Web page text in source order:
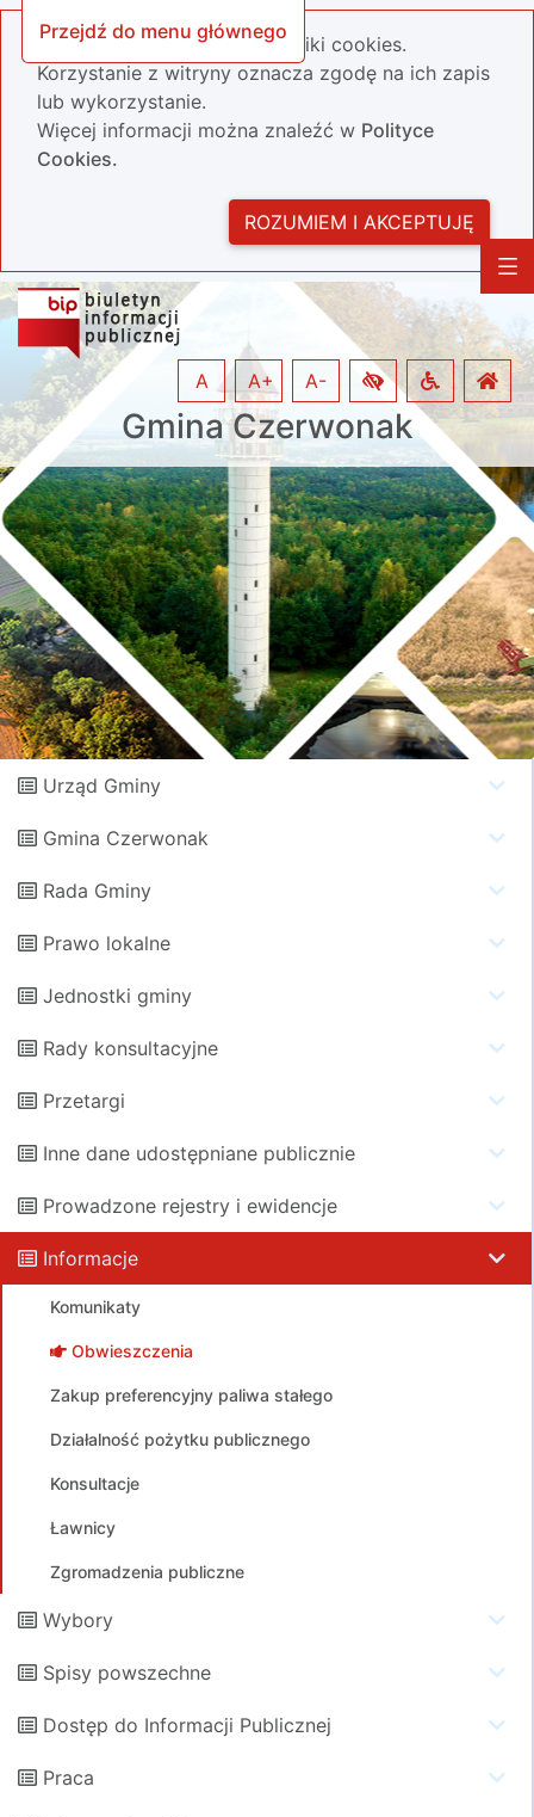
Przejdź do menu głównego
Nasza strona wykorzystuje pliki cookies.
Korzystanie z witryny oznacza zgodę na ich zapis
lub wykorzystanie.
Więcej informacji można znaleźć w Polityce
Cookies.
ROZUMIEM I AKCEPTUJĘ
Gmina Czerwonak
A A+ A-
Urząd Gminy
Gmina Czerwonak
Rada Gminy
Prawo lokalne
Jednostki gminy
Rady konsultacyjne
Przetargi
Inne dane udostępniane publicznie
Prowadzone rejestry i ewidencje
Informacje
Komunikaty
Obwieszczenia
Zakup preferencyjny paliwa stałego
Działalność pożytku publicznego
Konsultacje
Ławnicy
Zgromadzenia publiczne
Wybory
Spisy powszechne
Dostęp do Informacji Publicznej
Praca